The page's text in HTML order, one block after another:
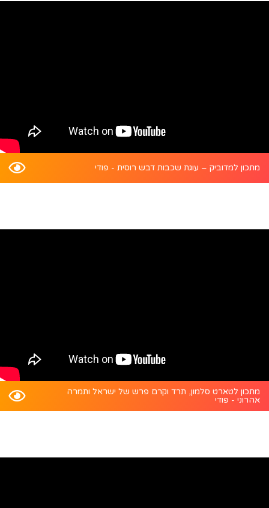
מתכון למדוביק – עוגת שכבות דבש רוסית - פודי
מתכון לטארט סלמון, תרד וקרם פרש של ישראל ותמרה
אהרוני - פודי